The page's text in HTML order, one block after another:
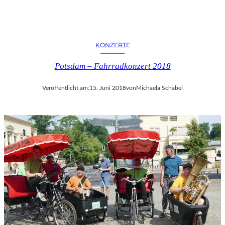
KONZERTE
Potsdam – Fahrradkonzert 2018
Veröffentlicht am:15. Juni 2018vonMichaela Schabel